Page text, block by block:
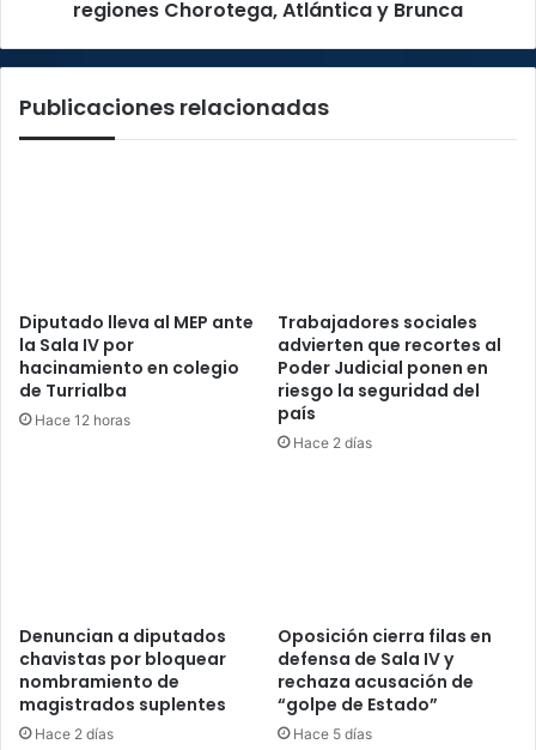
regiones Chorotega, Atlántica y Brunca
Publicaciones relacionadas
Diputado lleva al MEP ante
la Sala IV por
hacinamiento en colegio
de Turrialba
Hace 12 horas
Trabajadores sociales
advierten que recortes al
Poder Judicial ponen en
riesgo la seguridad del
país
Hace 2 días
Denuncian a diputados
chavistas por bloquear
nombramiento de
magistrados suplentes
Hace 2 días
Oposición cierra filas en
defensa de Sala IV y
rechaza acusación de
“golpe de Estado”
Hace 5 días